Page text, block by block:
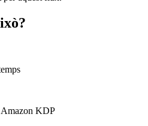
Amazon KDP